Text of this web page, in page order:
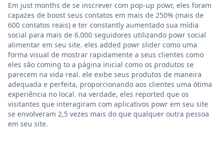
Em just months de se inscrever com pop-up powr, eles foram
capazes de boost seus contatos em mais de 250% (mais de
600 contatos reais) e ter constantly aumentado sua mídia
social para mais de 6.000 seguidores utilizando powr social
alimentar em seu site. eles added powr slider como uma
forma visual de mostrar rapidamente a seus clientes como
eles são coming to a página inicial como os produtos se
parecem na vida real. ele exibe seus produtos de maneira
adequada e perfeita, proporcionando aos clientes uma ótima
experiência no local. na verdade, eles reported que os
visitantes que interagiram com aplicativos powr em seu site
se envolveram 2,5 vezes mais do que qualquer outra pessoa
em seu site.